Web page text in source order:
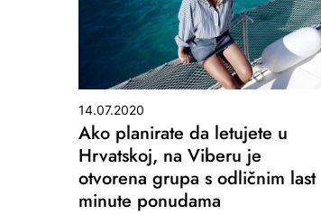
14.07.2020
Ako planirate da letujete u
Hrvatskoj, na Viberu je
otvorena grupa s odličnim last
minute ponudama